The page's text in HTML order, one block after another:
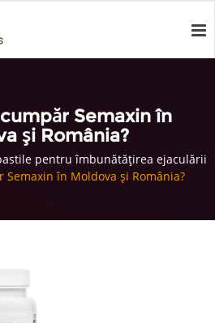
Semaxin în
și România?
pentru îmbunătățirea ejaculării
Semaxin în Moldova și România?